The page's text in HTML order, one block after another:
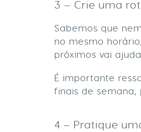
3 – Crie uma
Sabemos que
no mesmo
próximos vai
É importante
finais de
4 – Pratique